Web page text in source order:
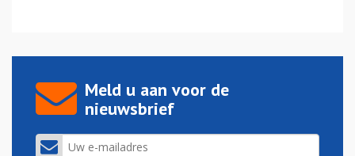
Meld u aan voor de
nieuwsbrief